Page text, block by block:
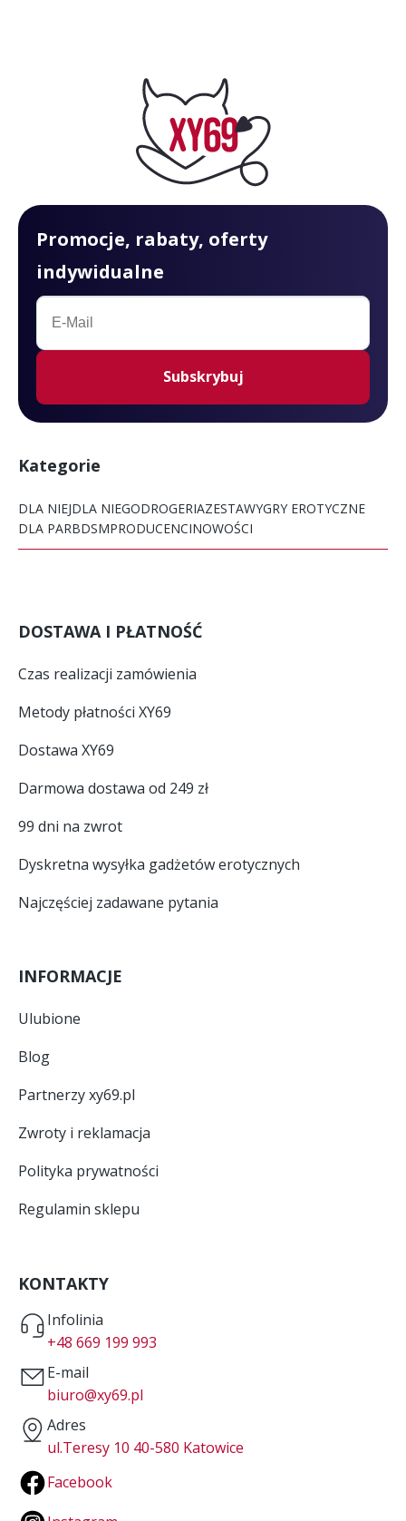
Promocje, rabaty, oferty
indywidualne
Kategorie
DLA NIEJDLA NIEGODROGERIAZESTAWYGRY EROTYCZNE
DLA PARBDSMPRODUCENCINOWOŚCI
DOSTAWA I PŁATNOŚĆ
Czas realizacji zamówienia
Metody płatności XY69
Dostawa XY69
Darmowa dostawa od 249 zł
99 dni na zwrot
Dyskretna wysyłka gadżetów erotycznych
Najczęściej zadawane pytania
INFORMACJE
Ulubione
Blog
Partnerzy xy69.pl
Zwroty i reklamacja
Polityka prywatności
Regulamin sklepu
Infolinia
+48 669 199 993
E-mail
biuro@xy69.pl
Adres
ul.Teresy 10 40-580 Katowice
Facebook
KONTAKTY